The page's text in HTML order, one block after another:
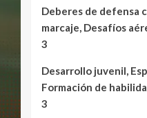
Deberes de defensa
marcaje, Desafíos
3
Desarrollo juvenil,
Formación de
3